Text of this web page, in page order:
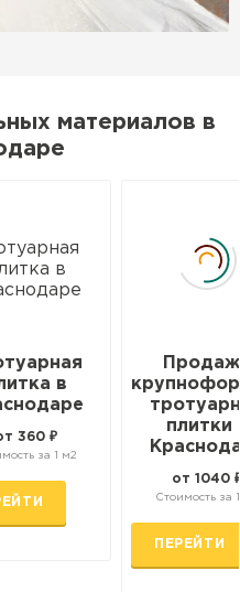
материалов в
в
360 ₽
за 1 м2
плитки
от 1040
Стоимость за
ПЕРЕЙТИ
для
в Краснодаре
БОЛЬШЕ